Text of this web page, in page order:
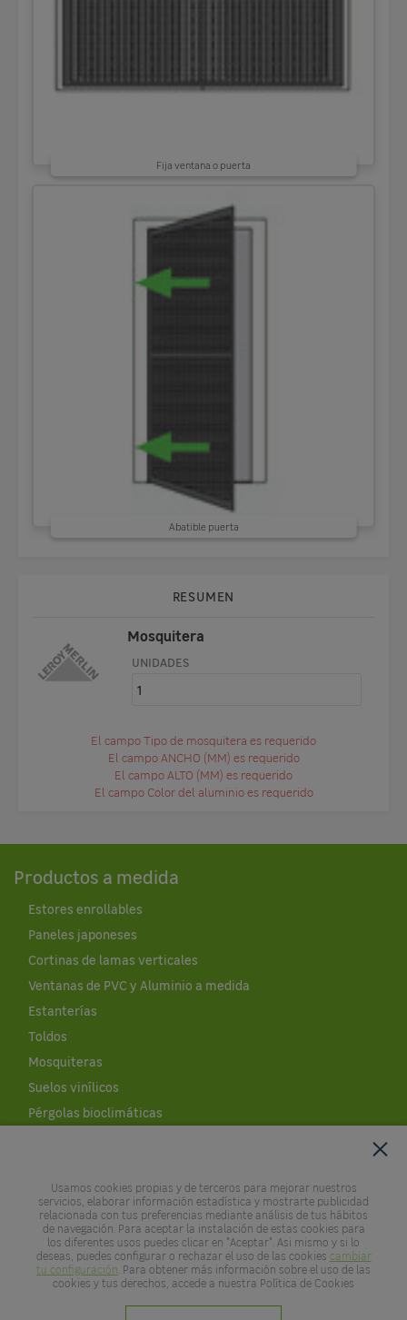
Fija ventana o puerta
Abatible puerta
RESUMEN
Mosquitera
UNIDADES
El campo Tipo de mosquitera es requerido
El campo ANCHO (MM) es requerido
El campo ALTO (MM) es requerido
El campo Color del aluminio es requerido
Productos a medida
Estores enrollables
Paneles japoneses
Cortinas de lamas verticales
Ventanas de PVC y Aluminio a medida
Estanterías
Toldos
Mosquiteras
Suelos vinílicos
Pérgolas bioclimáticas
Leroy Merlin
Empresa
Empleo
Noticias
APP LEROY MERLIN
Usamos cookies propias y de terceros para mejorar nuestros
servicios, elaborar información estadística y mostrarte publicidad
relacionada con tus preferencias mediante análisis de tus hábitos
de navegación. Para aceptar la instalación de estas cookies para
los diferentes usos puedes clicar en "Aceptar". Asi mismo y si lo
deseas, puedes configurar o rechazar el uso de las cookies cambiar
tu configuración . Para obtener más información sobre el uso de las
cookies y tus derechos, accede a nuestra Política de Cookies